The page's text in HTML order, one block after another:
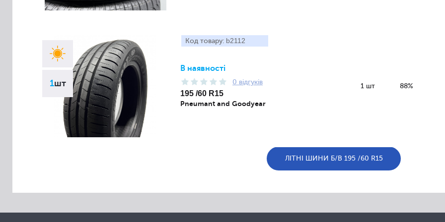
1шт
Код товару: b2112
В наявності
0 відгуків
195 /60 R15
Pneumant and Goodyear
1 шт 88%
ЛІТНІ ШИНИ Б/В 195 /60 R15